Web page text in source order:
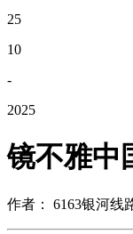
25
10
-
2025
镜不雅中
作者： 6163银河线